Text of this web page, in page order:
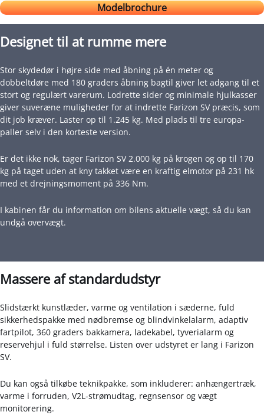
Modelbrochure
Designet til at rumme mere
Stor skydedør i højre side med åbning på én meter og
dobbeltdøre med 180 graders åbning bagtil giver let adgang til et
stort og regulært varerum. Lodrette sider og minimale hjulkasser
giver suveræne muligheder for at indrette Farizon SV præcis, som
dit job kræver. Laster op til 1.245 kg. Med plads til tre europa-
paller selv i den korteste version.
Er det ikke nok, tager Farizon SV 2.000 kg på krogen og op til 170
kg på taget uden at kny takket være en kraftig elmotor på 231 hk
med et drejningsmoment på 336 Nm.
I kabinen får du information om bilens aktuelle vægt, så du kan
undgå overvægt.
Massere af standardudstyr
Slidstærkt kunstlæder, varme og ventilation i sæderne, fuld
sikkerhedspakke med nødbremse og blindvinkelalarm, adaptiv
fartpilot, 360 graders bakkamera, ladekabel, tyverialarm og
reservehjul i fuld størrelse. Listen over udstyret er lang i Farizon
SV.
Du kan også tilkøbe teknikpakke, som inkluderer: anhængertræk,
varme i forruden, V2L-strømudtag, regnsensor og vægt
monitorering.